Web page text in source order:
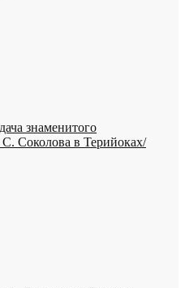
знаменитого
С. Соколова в Терийоках/